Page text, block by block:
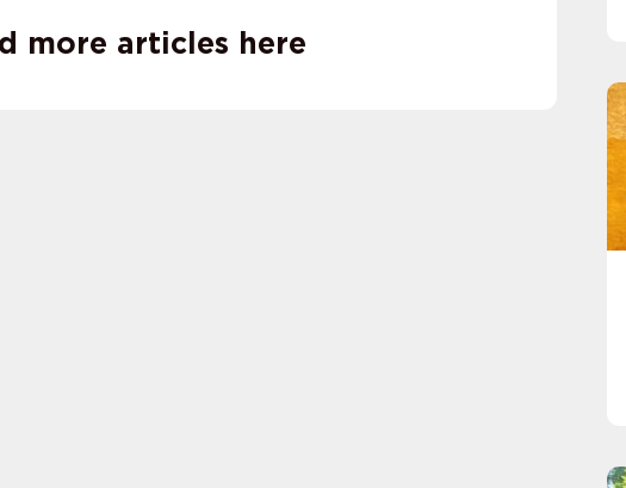
more articles here